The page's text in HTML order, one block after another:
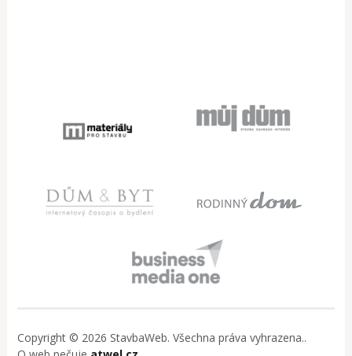
Copyright © 2026 StavbaWeb. Všechna práva vyhrazena..